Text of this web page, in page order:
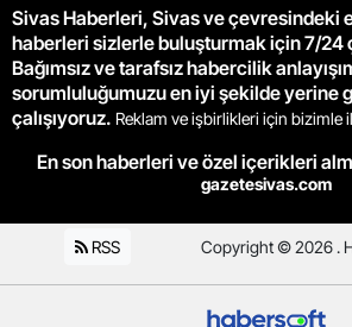
Sivas Haberleri, Sivas ve çevresindeki
haberleri sizlerle buluşturmak için 7/24
Bağımsız ve tarafsız habercilik
sorumluluğumuzu en iyi şekilde yerine
çalışıyoruz. Reklam ve işbirlikleri için bizimle
En son haberleri ve özel içerikleri
gazetesivas.com
RSS Copyright © 2026 .